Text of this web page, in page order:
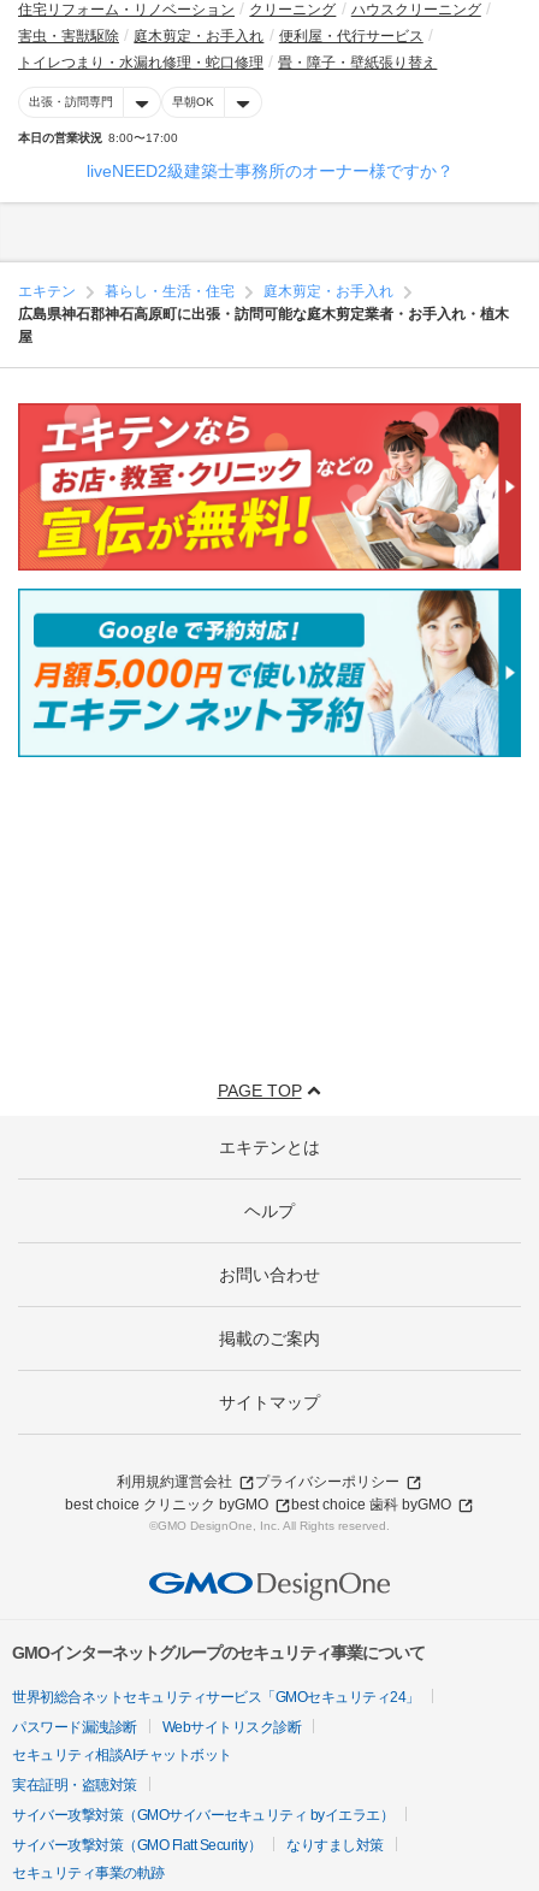
住宅リフォーム・リノベーション クリーニング
ハウスクリーニング
害虫・害獣駆除
庭木剪定・お手入れ
便利屋・代行サービス
トイレつまり・水漏れ修理・蛇口修理
畳・障子・壁紙張り替え
出張・訪問専門 早朝OK
本日の営業状況 8:00〜17:00
liveNEED2級建築士事務所のオーナー様ですか？
エキテン 暮らし・生活・住宅
庭木剪定・お手入れ
広島県神石郡神石高原町に出張・訪問可能な庭木剪定業者・お手入れ・植木
屋
PAGE TOP
エキテンとは
ヘルプ
お問い合わせ
掲載のご案内
サイトマップ
利用規約運営会社
プライバシーポリシー
best choice クリニック byGMO
best choice 歯科 byGMO
©GMO DesignOne, Inc. All Rights reserved.
GMOインターネットグループのセキュリティ事業について
世界初総合ネットセキュリティサービス「GMOセキュリティ24」
パスワード漏洩診断
Webサイトリスク診断
セキュリティ相談AIチャットボット
実在証明・盗聴対策
サイバー攻撃対策（GMOサイバーセキュリティ byイエラエ）
サイバー攻撃対策（GMO Flatt Security）
なりすまし対策
セキュリティ事業の軌跡